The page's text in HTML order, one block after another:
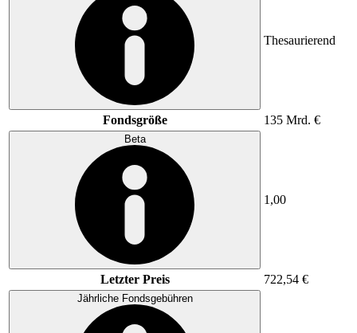
Thesaurierend
Fondsgröße 135 Mrd. €
Beta
1,00
Letzter Preis 722,54 €
Jährliche Fondsgebühren